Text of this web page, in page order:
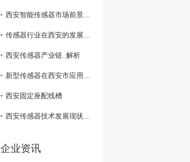
西安智能传感器市场前景分析
传感器行业在西安的发展趋势展望
西安传感器产业链..解析
新型传感器在西安市应用探讨
西安固定座配线槽
西安传感器技术发展现状分析
企业资讯